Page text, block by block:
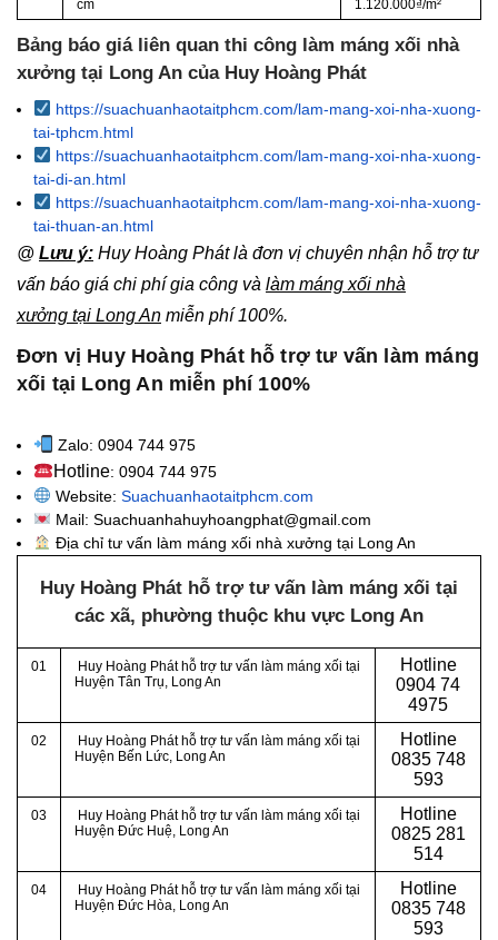
cm 1.120.000₫/m²
Bảng báo giá liên quan thi công làm máng xối nhà
xưởng tại Long An của Huy Hoàng Phát
https://suachuanhaotaitphcm.com/lam-mang-xoi-nha-xuong-
tai-tphcm.html
https://suachuanhaotaitphcm.com/lam-mang-xoi-nha-xuong-
tai-di-an.html
https://suachuanhaotaitphcm.com/lam-mang-xoi-nha-xuong-
tai-thuan-an.html
@ Lưu ý: Huy Hoàng Phát là đơn vị chuyên nhận hỗ trợ tư
vấn báo giá chi phí gia công và làm máng xối nhà
xưởng tại Long An miễn phí 100%.
Đơn vị Huy Hoàng Phát hỗ trợ tư vấn làm máng
xối tại Long An miễn phí 100%
Zalo: 0904 744 975
Hotline: 0904 744 975
Website: Suachuanhaotaitphcm.com
Mail: Suachuanhahuyhoangphat@gmail.com
Địa chỉ tư vấn làm máng xối nhà xưởng tại Long An
Huy Hoàng Phát hỗ trợ tư vấn làm máng xối tại
các xã, phường thuộc khu vực Long An
01
Huy Hoàng Phát hỗ trợ tư vấn làm máng xối tại
Huyện Tân Trụ, Long An
Hotline
0904 74
4975
02
Huy Hoàng Phát hỗ trợ tư vấn làm máng xối tại
Huyện Bến Lức, Long An
Hotline
0835 748
593
03
Huy Hoàng Phát hỗ trợ tư vấn làm máng xối tại
Huyện Đức Huệ, Long An
Hotline
0825 281
514
04
Huy Hoàng Phát hỗ trợ tư vấn làm máng xối tại
Huyện Đức Hòa, Long An
Hotline
0835 748
593